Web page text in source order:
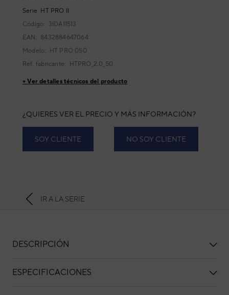
Serie HT PRO II
Código: 3IDA11513
EAN: 8432884647064
Modelo:
HT PRO 050
Ref. fabricante:
HTPRO_2.0_50
+ Ver detalles técnicos del producto
¿QUIERES VER EL PRECIO Y MÁS INFORMACIÓN?
SOY CLIENTE NO SOY CLIENTE
IR A LA SERIE
DESCRIPCIÓN
ESPECIFICACIONES